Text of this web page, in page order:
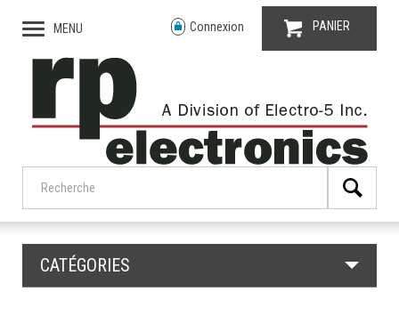
MENU Connexion PANIER
CATÉGORIES